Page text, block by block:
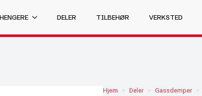
DELER TILBEHØR VERKSTED
Hjem Deler Gassdemper